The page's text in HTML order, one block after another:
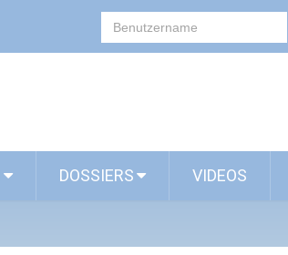
DOSSIERS VIDEOS